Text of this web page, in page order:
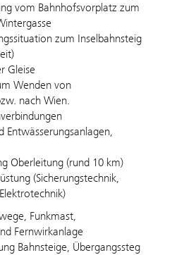
vom Bahnhofsvorplatz zum
zum Inselbahnsteig
Gleise
Wenden von
nach Wien.
Entwässerungsanlagen,
Oberleitung (rund 10 km)
(Sicherungstechnik,
Funkmast,
Fernwirkanlage
Bahnsteige, Übergangssteg